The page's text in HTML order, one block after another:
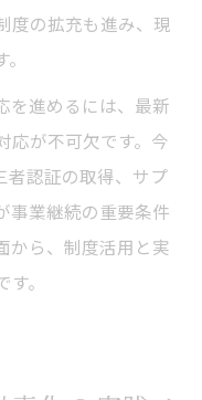
度の拡充も進み、現
を進めるには、最新
応が不可欠です。今
者認証の取得、サプ
事業継続の重要条件
から、制度活用と実
。